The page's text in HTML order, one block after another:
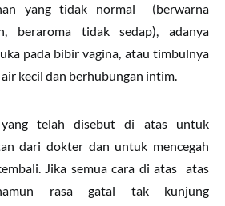
yang tidak normal (berwarna
beraroma tidak sedap), adanya
pada bibir vagina, atau timbulnya
kecil dan berhubungan intim.
yang telah disebut di atas untuk
dari dokter dan untuk mencegah
Jika semua cara di atas atas
rasa gatal tak kunjung